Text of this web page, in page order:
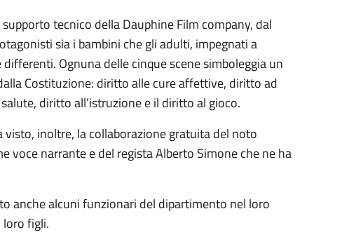
tecnico della Dauphine Film company, dal
sia i bambini che gli adulti, impegnati a
Ognuna delle cinque scene simboleggia un
Costituzione: diritto alle cure affettive, diritto ad
diritto all’istruzione e il diritto al gioco.
visto, inoltre, la collaborazione gratuita del noto
voce narrante e del regista Alberto Simone che ne ha
anche alcuni funzionari del dipartimento nel loro
figli.